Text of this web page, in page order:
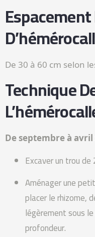
De 30 à 60 cm selon
Technique
De septembre à avril
Excaver un trou
Aménager une
placer le rhizome,
légèrement sous
profondeur.